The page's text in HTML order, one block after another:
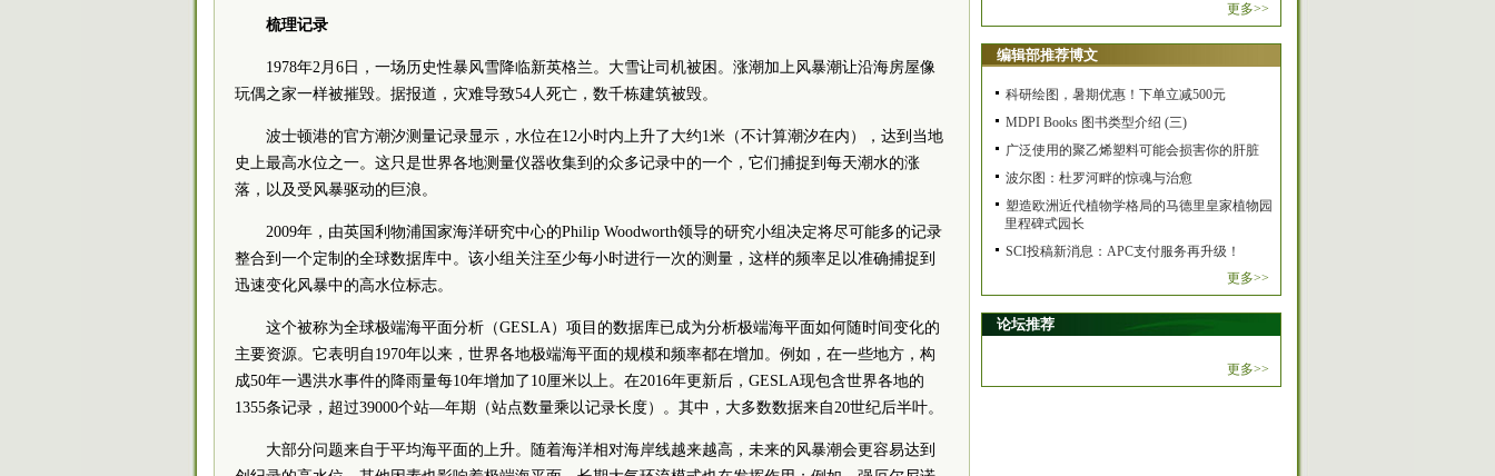
梳理记录
1978年2月6日，一场历史性暴风雪降临新英格兰。大雪让司机被困。涨潮加上风暴潮让沿海房屋像
玩偶之家一样被摧毁。据报道，灾难导致54人死亡，数千栋建筑被毁。
波士顿港的官方潮汐测量记录显示，水位在12小时内上升了大约1米（不计算潮汐在内），达到当地
史上最高水位之一。这只是世界各地测量仪器收集到的众多记录中的一个，它们捕捉到每天潮水的涨
落，以及受风暴驱动的巨浪。
2009年，由英国利物浦国家海洋研究中心的Philip Woodworth领导的研究小组决定将尽可能多的记录
整合到一个定制的全球数据库中。该小组关注至少每小时进行一次的测量，这样的频率足以准确捕捉到
迅速变化风暴中的高水位标志。
这个被称为全球极端海平面分析（GESLA）项目的数据库已成为分析极端海平面如何随时间变化的
主要资源。它表明自1970年以来，世界各地极端海平面的规模和频率都在增加。例如，在一些地方，构
成50年一遇洪水事件的降雨量每10年增加了10厘米以上。在2016年更新后，GESLA现包含世界各地的
1355条记录，超过39000个站—年期（站点数量乘以记录长度）。其中，大多数数据来自20世纪后半叶。
大部分问题来自于平均海平面的上升。随着海洋相对海岸线越来越高，未来的风暴潮会更容易达到
更多>>
编辑部推荐博文
科研绘图，暑期优惠！下单立减500元
MDPI Books 图书类型介绍 (三)
广泛使用的聚乙烯塑料可能会损害你的肝脏
波尔图：杜罗河畔的惊魂与治愈
塑造欧洲近代植物学格局的马德里皇家植物园
里程碑式园长
SCI投稿新消息：APC支付服务再升级！
更多>>
论坛推荐
更多>>